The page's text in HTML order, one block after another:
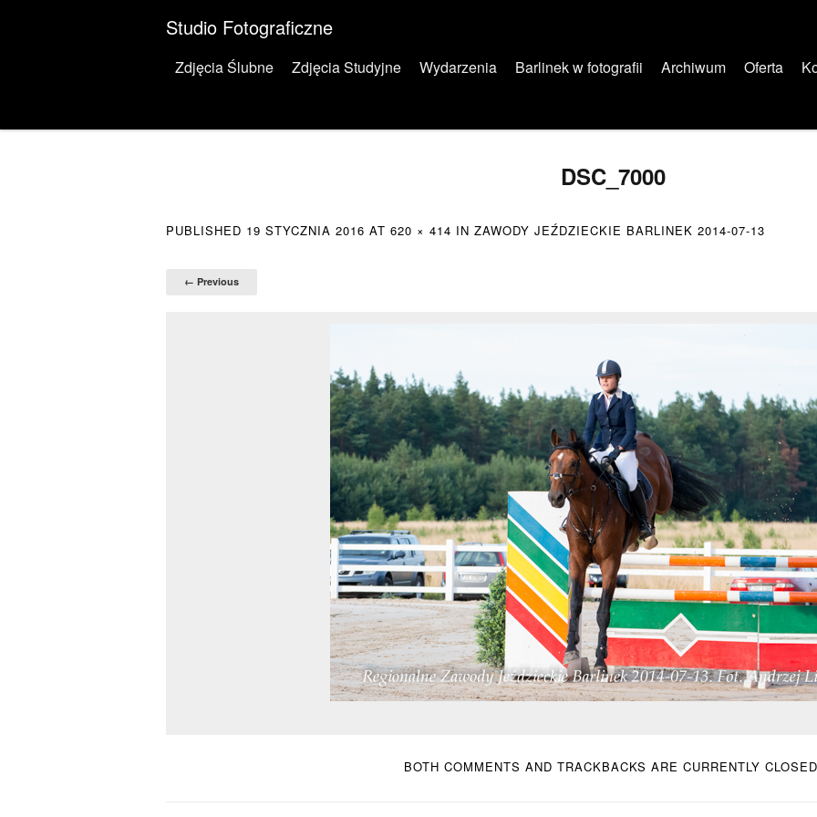
Studio Fotograficzne
Menu
Skip to content
Zdjęcia Ślubne Zdjęcia Studyjne Wydarzenia Barlinek w fotografii Archiwum Oferta
DSC_7000
PUBLISHED 19 STYCZNIA 2016 AT 620 × 414 IN ZAWODY JEŹDZIECKIE BARLINEK 2014-07-13
← Previous
BOTH COMMENTS AND TRACKBACKS ARE CURRENTLY